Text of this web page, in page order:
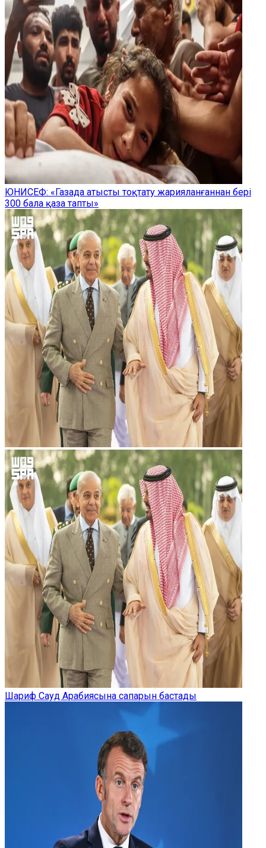
ЮНИСЕФ: «Газада атысты тоқтату жарияланғаннан бері
300 бала қаза тапты»
Шариф Сауд Арабиясына сапарын бастады